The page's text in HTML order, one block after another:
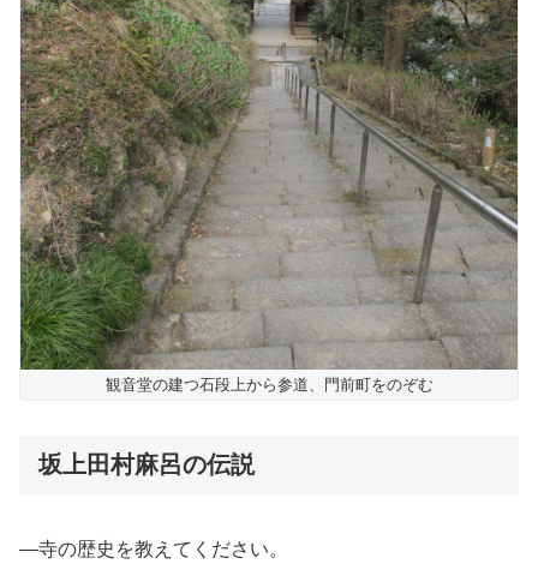
観音堂の建つ石段上から参道、門前町をのぞむ
坂上田村麻呂の伝説
―寺の歴史を教えてください。